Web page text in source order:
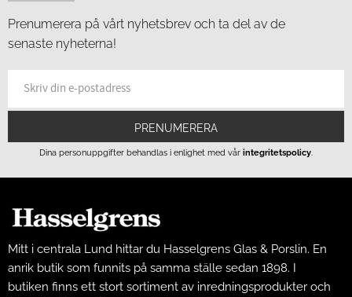
Prenumerera på vårt nyhetsbrev och ta del av de
senaste nyheterna!
PRENUMERERA
Dina personuppgifter behandlas i enlighet med vår integritetspolicy.
Mitt i centrala Lund hittar du Hasselgrens Glas & Porslin. En
anrik butik som funnits på samma ställe sedan 1898. I
butiken finns ett stort sortiment av inredningsprodukter och